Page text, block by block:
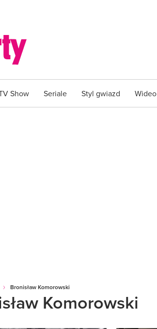
Show Seriale Styl gwiazd Wideo
Bronisław Komorowski
Komorowski